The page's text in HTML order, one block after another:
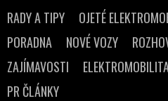
RADY A TIPY OJETÉ
PORADNA
NOVÉ VOZY
ZAJÍMAVOSTI
PR ČLÁNKY